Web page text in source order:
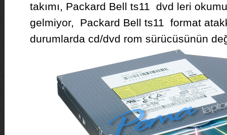
takımı, Packard Bell ts11 dvd leri
gelmiyor, Packard Bell ts11 format
durumlarda cd/dvd rom sürücüsünün